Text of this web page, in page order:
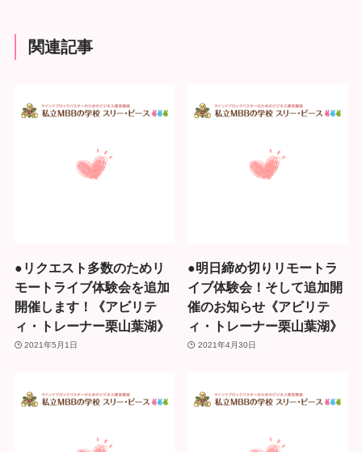
関連記事
●リクエスト多数のためリ
モートライブ体験会を追加
開催します！《アビリテ
ィ・トレーナー栗山葉湖》
2021年5月1日
●明日締め切りリモートラ
イブ体験会！そして追加開
催のお知らせ《アビリテ
ィ・トレーナー栗山葉湖》
2021年4月30日